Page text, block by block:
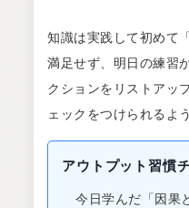
知識は実践して初めて
満足せず、明日の練習
クションをリストアッ
ェックをつけられるよ
アウトプット習慣
今日学んだ「因果